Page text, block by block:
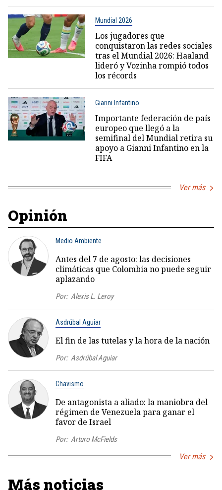
Mundial 2026
Los jugadores que
conquistaron las redes sociales
tras el Mundial 2026: Haaland
lideró y Vozinha rompió todos
los récords
Gianni Infantino
Importante federación de país
europeo que llegó a la
semifinal del Mundial retira su
apoyo a Gianni Infantino en la
FIFA
Ver más
Opinión
Medio Ambiente
Antes del 7 de agosto: las decisiones
climáticas que Colombia no puede seguir
aplazando
Por: Alexis L. Leroy
Asdrúbal Aguiar
El fin de las tutelas y la hora de la nación
Por: Asdrúbal Aguiar
Chavismo
De antagonista a aliado: la maniobra del
régimen de Venezuela para ganar el
favor de Israel
Por: Arturo McFields
Ver más
Más noticias